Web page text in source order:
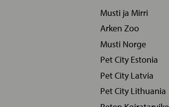
Musti ja Mirri
Arken Zoo
Musti Norge
Pet City Estonia
Pet City Latvia
Pet City Lithuania